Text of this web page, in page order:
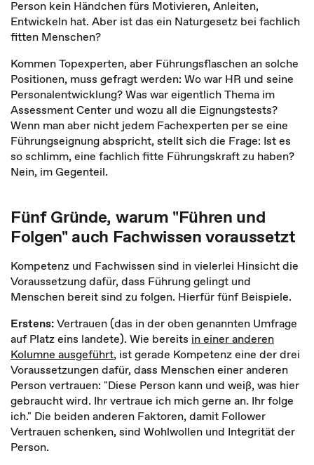
Person kein Händchen fürs Motivieren, Anleiten,
Entwickeln hat. Aber ist das ein Naturgesetz bei fachlich
fitten Menschen?
Kommen Topexperten, aber Führungsflaschen an solche
Positionen, muss gefragt werden: Wo war HR und seine
Personalentwicklung? Was war eigentlich Thema im
Assessment Center und wozu all die Eignungstests?
Wenn man aber nicht jedem Fachexperten per se eine
Führungseignung abspricht, stellt sich die Frage: Ist es
so schlimm, eine fachlich fitte Führungskraft zu haben?
Nein, im Gegenteil.
Fünf Gründe, warum "Führen und
Folgen" auch Fachwissen voraussetzt
Kompetenz und Fachwissen sind in vielerlei Hinsicht die
Voraussetzung dafür, dass Führung gelingt und
Menschen bereit sind zu folgen. Hierfür fünf Beispiele.
Erstens:Vertrauen (das in der oben genannten Umfrage
auf Platz eins landete). Wie bereits in einer anderen
Kolumne ausgeführt, ist gerade Kompetenz eine der drei
Voraussetzungen dafür, dass Menschen einer anderen
Person vertrauen: "Diese Person kann und weiß, was hier
gebraucht wird. Ihr vertraue ich mich gerne an. Ihr folge
ich." Die beiden anderen Faktoren, damit Follower
Vertrauen schenken, sind Wohlwollen und Integrität der
Person.